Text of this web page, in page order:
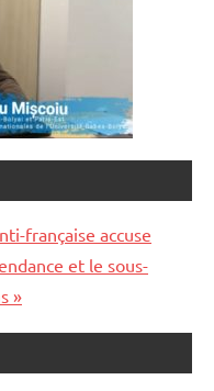
française accuse
et le sous-
»